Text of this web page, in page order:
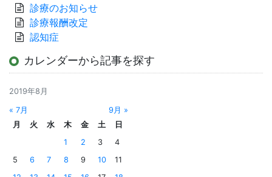
診療のお知らせ
診療報酬改定
認知症
カレンダーから記事を探す
2019年8月
« 7月
9月 »
月
火 水 木 金 土
日
1
2 3
4
5
6 7 8 9 10
11